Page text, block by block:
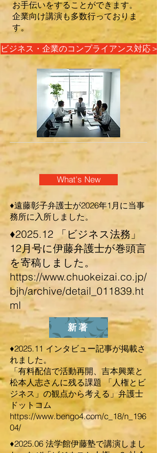
お手伝いをすることができます。
​企業向け講演も多数行っておりま
す。
ビジネス・企業のコンプライアンス対応＞
What's New
​♦遠藤彰子弁護士が2026年1月に当事
務所に入所しました。
​♦2025.12 「ビジネス法務」
12月号に伊藤弁護士が巻頭言
を寄稿しました。
https://www.chuokeizai.co.jp/
bjh/archive/detail_011839.ht
ml
新著
♦2025.11 インタビュー記事が掲載さ
れました。
「有料配信で活動再開、吉本興業と
松本人志さんに残る課題 「人権とビ
ジネス」の観点から考える」弁護士
ドットコム
https://www.bengo4.com/c_18/n_196
04/
♦2025.06 法学館伊藤塾で講演しまし